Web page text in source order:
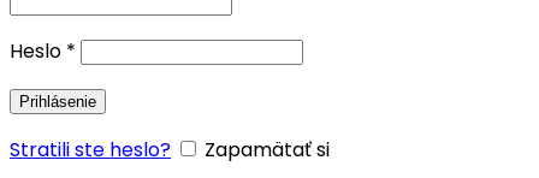
Heslo *
Prihlásenie
Stratili ste heslo?
Zapamätať si